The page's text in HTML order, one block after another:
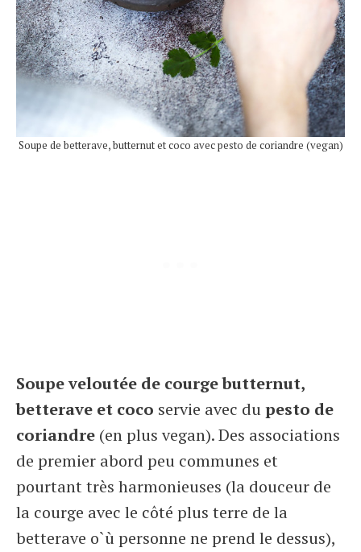
Soupe de betterave, butternut et coco avec pesto de coriandre (vegan)
Soupe veloutée de courge butternut,
betterave et coco servie avec du pesto de
coriandre (en plus vegan). Des associations
de premier abord peu communes et
pourtant très harmonieuses (la douceur de
la courge avec le côté plus terre de la
betterave o`ù personne ne prend le dessus),